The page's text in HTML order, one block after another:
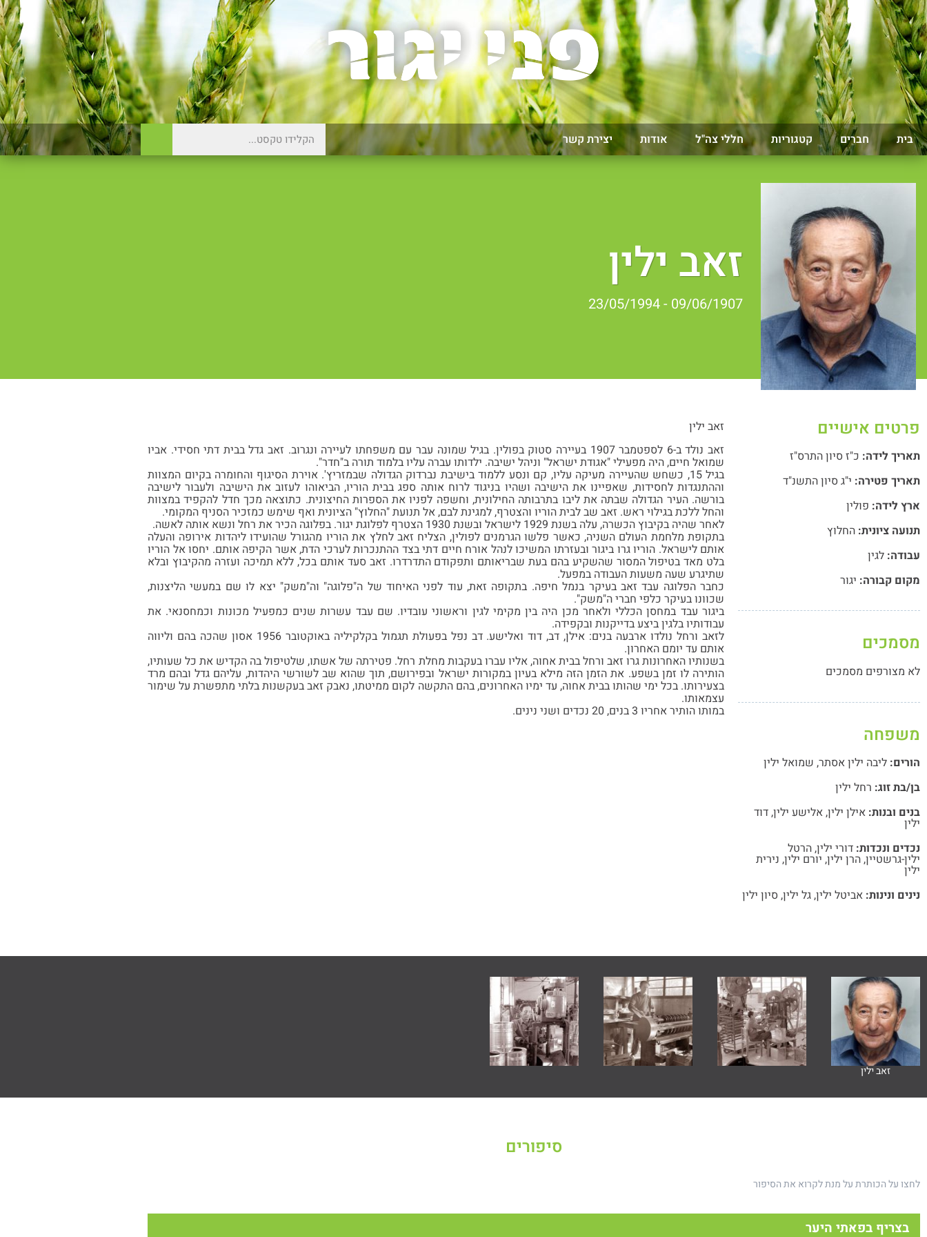
בית חברים קטגוריות חללי צה"ל אודות יצירת קשר
זאב ילין
09/06/1907 - 23/05/1994
פרטים אישיים
תאריך לידה: כ"ז סיון התרס"ז
תאריך פטירה: י"ג סיון התשנ"ד
ארץ לידה: פולין
תנועה ציונית: החלוץ
עבודה: לגין
מקום קבורה: יגור
מסמכים
לא מצורפים מסמכים
משפחה
הורים: ליבה ילין אסתר, שמואל ילין
בן/בת זוג: רחל ילין
בנים ובנות: אילן ילין,אלישע ילין,דוד
ילין
נכדים ונכדות: דורי ילין,הרטל
ילין-גרשטיין,הרן ילין, יורם ילין, נירית
ילין
נינים ונינות: אביטל ילין,גל ילין, סיון ילין
זאב ילין
זאב נולד ב-6 לספטמבר 1907 בעיירה סטוק בפולין. בגיל שמונה עבר עם משפחתו לעיירה ונגרוב. זאב גדל בבית דתי חסידי. אביו
שמואל חיים, היה מפעילי "אגודת ישראל" וניהל ישיבה. ילדותו עברה עליו בלמוד תורה ב"חדר".
בגיל 15, כשחש שהעיירה מעיקה עליו, קם ונסע ללמוד בישיבת נברדוק הגדולה שבמזריץ'. אוירת הסיגוף והחומרה בקיום המצוות
וההתנגדות לחסידות, שאפיינו את הישיבה ושהיו בניגוד לרוח אותה ספג בבית הוריו, הביאוהו לעזוב את הישיבה ולעבור לישיבה
בורשה. העיר הגדולה שבתה את ליבו בתרבותה החילונית, וחשפה לפניו את הספרות החיצונית. כתוצאה מכך חדל להקפיד במצוות
והחל ללכת בגילוי ראש. זאב שב לבית הוריו והצטרף, למגינת לבם, אל תנועת "החלוץ" הציונית ואף שימש כמזכיר הסניף המקומי.
לאחר שהיה בקיבוץ הכשרה, עלה בשנת 1929 לישראל ובשנת 1930 הצטרף לפלוגת יגור. בפלוגה הכיר את רחל ונשא אותה לאשה.
בתקופת מלחמת העולם השניה, כאשר פלשו הגרמנים לפולין, הצליח זאב לחלץ את הוריו מהגורל שהועידו ליהדות אירופה והעלה
אותם לישראל. הוריו גרו ביגור ובעזרתו המשיכו לנהל אורח חיים דתי בצד ההתנכרות לערכי הדת, אשר הקיפה אותם. יחסו אל הוריו
בלט מאד בטיפול המסור שהשקיע בהם בעת שבריאותם ותפקודם התדרדרו. זאב סעד אותם בכל, ללא תמיכה ועזרה מהקיבוץ ובלא
שתיגרע שעה משעות העבודה במפעל.
כחבר הפלוגה עבד זאב בעיקר בנמל חיפה. בתקופה זאת, עוד לפני האיחוד של ה"פלוגה" וה"משק" יצא לו שם במעשי הליצנות,
שכוונו בעיקר כלפי חברי ה"משק".
ביגור עבד במחסן הכללי ולאחר מכן היה בין מקימי לגין וראשוני עובדיו. שם עבד עשרות שנים כמפעיל מכונות וכמחסנאי. את
עבודותיו בלגין ביצע בדייקנות ובקפידה.
לזאב ורחל נולדו ארבעה בנים: אילן, דב, דוד ואלישע. דב נפל בפעולת תגמול בקלקיליה באוקטובר 1956 אסון שהכה בהם וליווה
אותם עד יומם האחרון.
בשנותיו האחרונות גרו זאב ורחל בבית אחוה, אליו עברו בעקבות מחלת רחל. פטירתה של אשתו, שלטיפול בה הקדיש את כל שעותיו,
הותירה לו זמן בשפע. את הזמן הזה מילא בעיון במקורות ישראל ובפירושם, תוך שהוא שב לשורשי היהדות, עליהם גדל ובהם מרד
בצעירותו. בכל ימי שהותו בבית אחוה, עד ימיו האחרונים, בהם התקשה לקום ממיטתו, נאבק זאב בעקשנות בלתי מתפשרת על שימור
עצמאותו.
במותו הותיר אחריו 3 בנים, 20 נכדים ושני נינים.
זאב ילין
סיפורים
לחצו על הכותרת על מנת לקרוא את הסיפור
בצריף בפאתי היער